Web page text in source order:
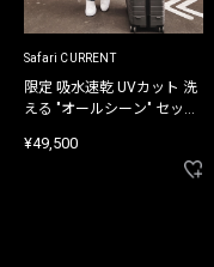
Safari CURRENT
限定 吸水速乾 UVカット 洗
える "オールシーン" セット
¥49,500